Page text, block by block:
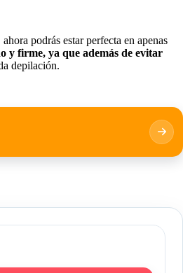
podrás estar perfecta en apenas
y firme, ya que además de evitar
depilación.